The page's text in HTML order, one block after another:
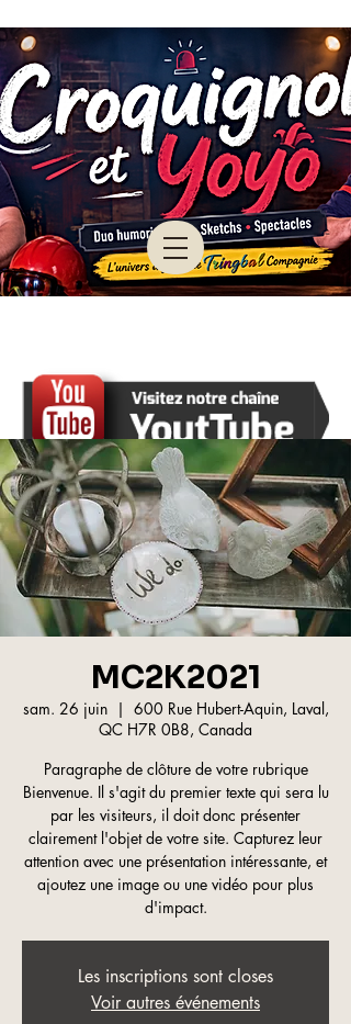
MC2K2021
sam. 26 juin
  |
600 Rue Hubert-Aquin, Laval,
QC H7R 0B8, Canada
Paragraphe de clôture de votre rubrique
Bienvenue. Il s'agit du premier texte qui sera lu
par les visiteurs, il doit donc présenter
clairement l'objet de votre site. Capturez leur
attention avec une présentation intéressante, et
ajoutez une image ou une vidéo pour plus
d'impact.
Les inscriptions sont closes
Voir autres événements